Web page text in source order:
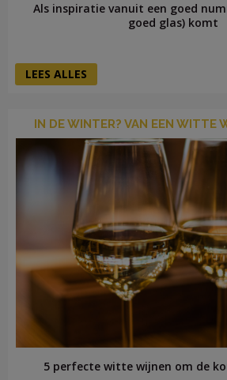
Als inspiratie vanuit een goed
goed glas) komt
LEES ALLES
IN DE WINTER? VAN EEN WITTE
5 perfecte witte wijnen om de